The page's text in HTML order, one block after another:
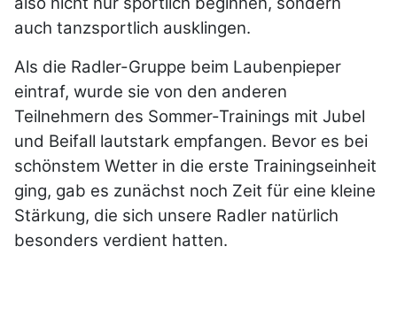
auch tanzsportlich ausklingen.
Als die Radler-Gruppe beim Laubenpieper
eintraf, wurde sie von den anderen
Teilnehmern des Sommer-Trainings mit Jubel
und Beifall lautstark empfangen. Bevor es bei
schönstem Wetter in die erste Trainingseinheit
ging, gab es zunächst noch Zeit für eine kleine
Stärkung, die sich unsere Radler natürlich
besonders verdient hatten.